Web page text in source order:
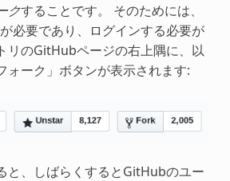
クすることです。 そのためには、
必要であり、ログインする必要が
リのGitHubページの右上隅に、以
ォーク」ボタンが表示されます:
と、しばらくするとGitHubのユー